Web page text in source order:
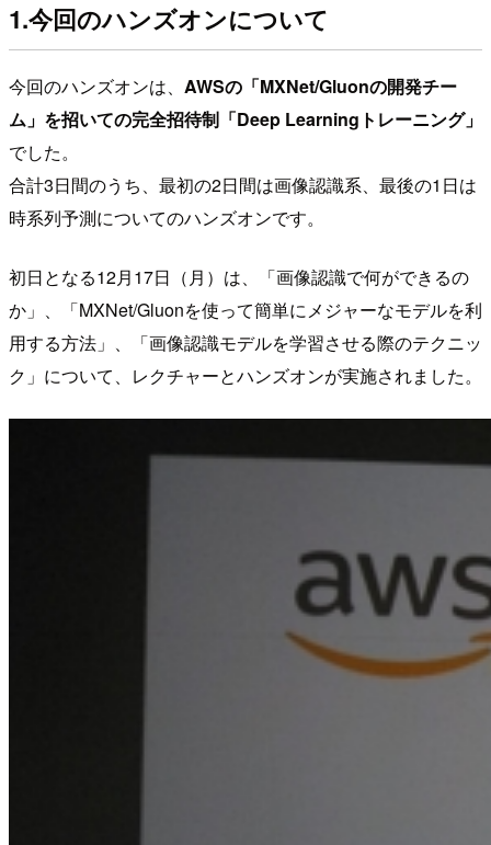
1.今回のハンズオンについて
今回のハンズオンは、 AWSの「MXNet/Gluonの開発チー
ム」を招いての完全招待制「Deep Learningトレーニング」
でした。
合計3日間のうち、最初の2日間は画像認識系、最後の1日は
時系列予測についてのハンズオンです。
初日となる12月17日（月）は、「画像認識で何ができるの
か」、「MXNet/Gluonを使って簡単にメジャーなモデルを利
用する方法」、「画像認識モデルを学習させる際のテクニッ
ク」について、レクチャーとハンズオンが実施されました。